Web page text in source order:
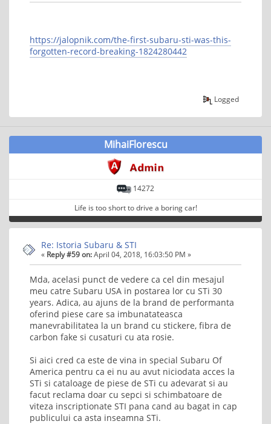
https://jalopnik.com/the-first-subaru-sti-was-this-
forgotten-record-breaking-1824280442
Logged
MihaiFlorescu
14272
Life is too short to drive a boring car!
Re: Istoria Subaru & STI
« Reply #59 on:April 04, 2018, 16:03:50 PM »
Mda, acelasi punct de vedere ca cel din mesajul
meu catre Subaru USA in postarea lor cu STi 30
years. Adica, au ajuns de la brand de performanta
oferind piese care sa imbunatateasca
manevrabilitatea la un brand cu stickere, fibra de
carbon fake si cusaturi cu ata rosie.
Si aici cred ca este de vina in special Subaru Of
America pentru ca ei nu au avut niciodata acces la
STi si cataloage de piese de STi cu adevarat si au
facut reclama doar cu sepci si schimbatoare de
viteza inscriptionate STI pana cand au bagat in cap
publicului ca asta inseamna STi.